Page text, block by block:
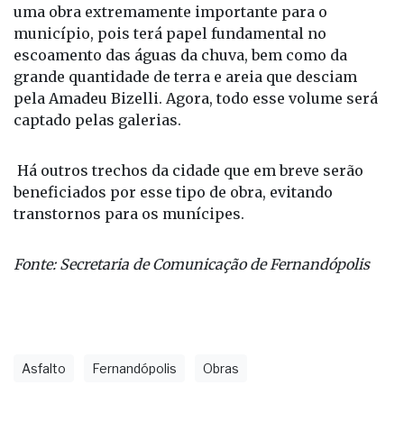
uma obra extremamente importante para o
município, pois terá papel fundamental no
escoamento das águas da chuva, bem como da
grande quantidade de terra e areia que desciam
pela Amadeu Bizelli. Agora, todo esse volume será
captado pelas galerias.
Há outros trechos da cidade que em breve serão
beneficiados por esse tipo de obra, evitando
transtornos para os munícipes.
Fonte: Secretaria de Comunicação de Fernandópolis
Asfalto Fernandópolis Obras